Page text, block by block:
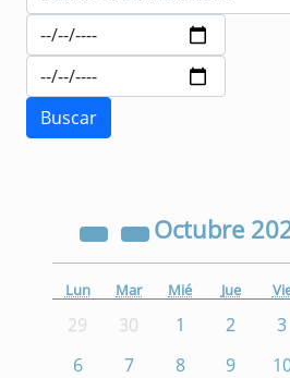
Octubre
Lun Mar Mié Jue
29 30 1 2 3
6
7 8 9